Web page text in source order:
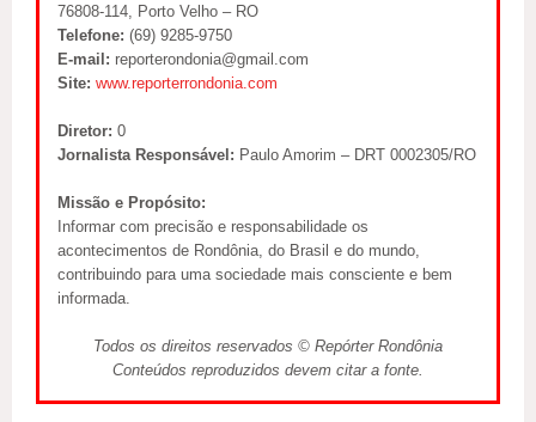
76808-114, Porto Velho – RO
Telefone: (69) 9285-9750
E-mail: reporterondonia@gmail.com
Site: www.reporterrondonia.com
Diretor: 0
Jornalista Responsável: Paulo Amorim – DRT 0002305/RO
Missão e Propósito:
Informar com precisão e responsabilidade os
acontecimentos de Rondônia, do Brasil e do mundo,
contribuindo para uma sociedade mais consciente e bem
informada.
Todos os direitos reservados © Repórter Rondônia
Conteúdos reproduzidos devem citar a fonte.